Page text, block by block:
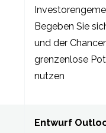
Begeben Sie
und der
grenzenlose
nutzen
Entwurf